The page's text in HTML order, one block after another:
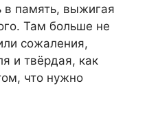
в память, выжигая
Там больше не
сожаления,
и твёрдая, как
что нужно